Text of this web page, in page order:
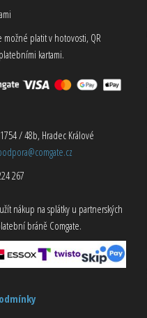
platit v hotovosti, QR
kartami.
/ 48b, Hradec Králové
267
nákup na splátky u partnerských
bráně Comgate.